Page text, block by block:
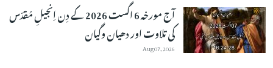
آج مورخہ 6 اگست 2026 کے دِن اِنجیلِ مُقدّس
کی تلاوت اور دھیان وگیان
Aug 07, 2026